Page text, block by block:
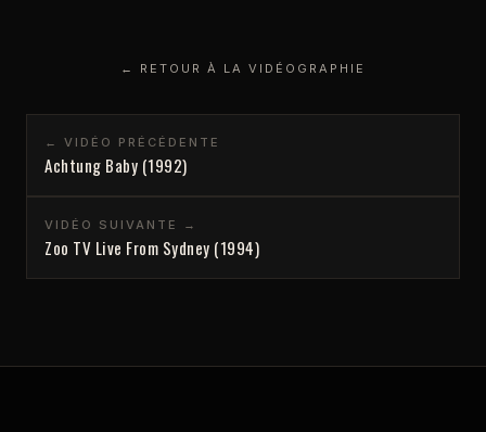
← RETOUR À LA VIDÉOGRAPHIE
← VIDÉO PRÉCÉDENTE
Achtung Baby (1992)
VIDÉO SUIVANTE →
Zoo TV Live From Sydney (1994)